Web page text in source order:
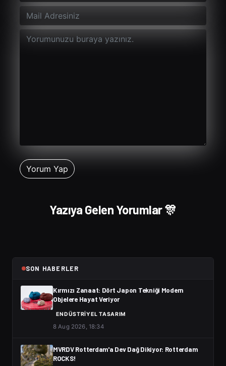
Yazıya Gelen Yorumlar 🎊
SON HABERLER
Kırmızı Zanaat: Dört Japon Tekniği Modern
Objelere Hayat Veriyor
ENDÜSTRIYEL TASARIM
8 Aug 2026, 18:34
MVRDV Rotterdam'a Dev Dağ Dikiyor: Rotterdam
ROCKS!